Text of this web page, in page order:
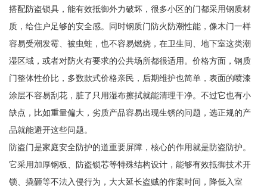
搭配防盗锁具，能有效抵御外力破坏，很多小区的门都采用钢质材
质，给住户足够的安全感。同时钢质门防火防潮性能，像木门一样
容易受潮发霉、被虫蛀，也不容易燃烧，在卫生间、地下室这类潮
湿区域，或者对防火有要求的公共场所都很适用。价格方面，钢质
门整体性价比，多数款式价格亲民，后期维护也简单，表面的喷漆
涂层不容易刮花，脏了只用湿布擦拭就能清理干净。不过它也有小
缺点，比如重量偏大，劣质产品容易出现生锈的问题，选正规的产
品就能避开这些问题。
防盗门是家庭安全防护的道重要屏障，核心的作用就是防盗防护。
它采用加厚钢板、防盗锁芯等特殊结构设计，能够有效抵御技术开
锁、撬砸等不法入侵行为，大大延长盗贼的作案时间，降低入室